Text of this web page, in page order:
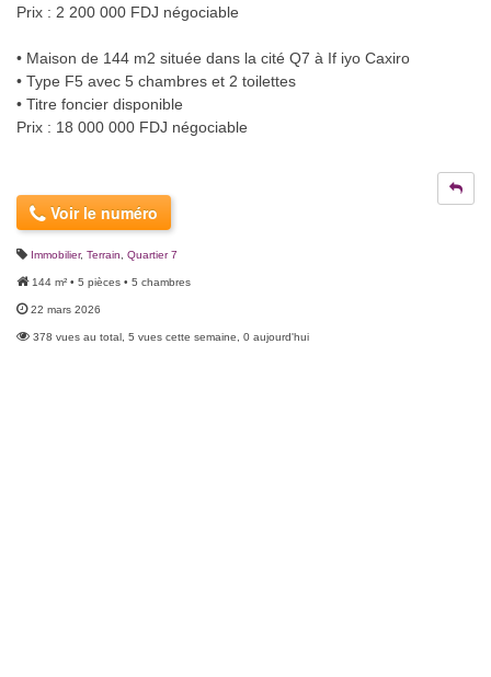
Prix : 2 200 000 FDJ négociable
• Maison de 144 m2 située dans la cité Q7 à If iyo Caxiro
• Type F5 avec 5 chambres et 2 toilettes
• Titre foncier disponible
Prix : 18 000 000 FDJ négociable
Voir le numéro
Immobilier, Terrain Quartier 7
144 m² • 5 pièces • 5 chambres
22 mars 2026
378 vues au total, 5 vues cette semaine, 0 aujourd'hui